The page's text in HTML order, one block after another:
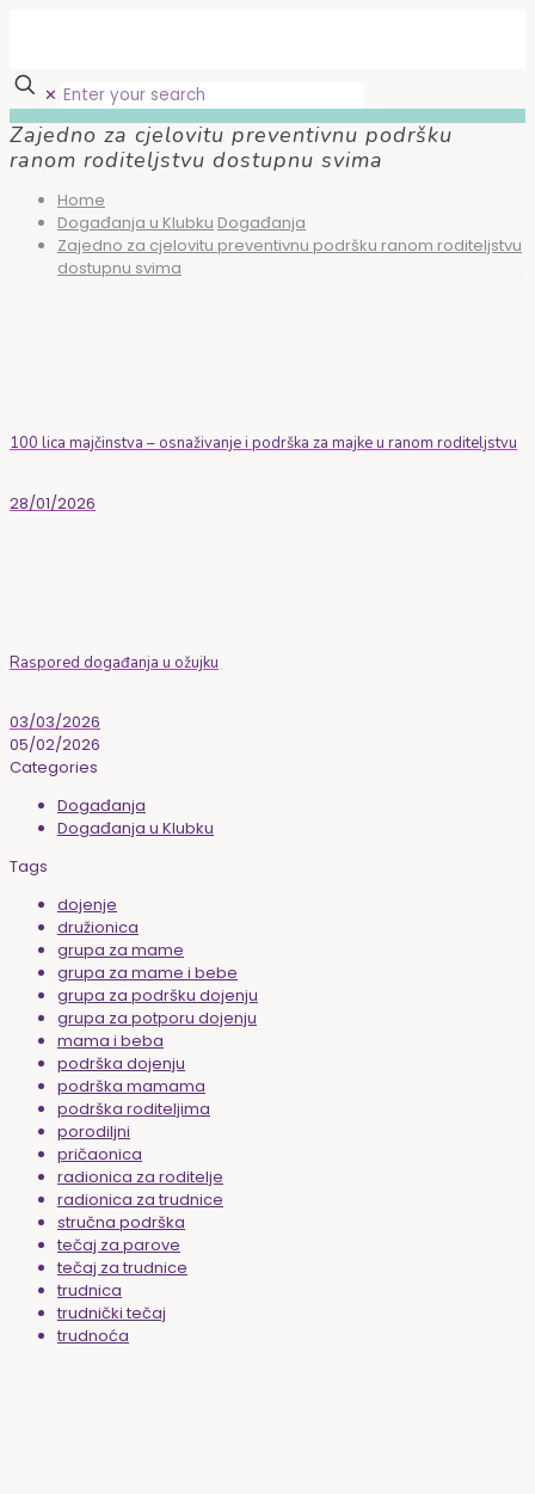
✕
Zajedno za cjelovitu preventivnu podršku
ranom roditeljstvu dostupnu svima
Home
Događanja u Klubku Događanja
Zajedno za cjelovitu preventivnu podršku ranom roditeljstvu
dostupnu svima
100 lica majčinstva – osnaživanje i podrška za majke u ranom roditeljstvu
28/01/2026
Raspored događanja u ožujku
03/03/2026
05/02/2026
Categories
Događanja
Događanja u Klubku
Tags
dojenje
družionica
grupa za mame
grupa za mame i bebe
grupa za podršku dojenju
grupa za potporu dojenju
mama i beba
podrška dojenju
podrška mamama
podrška roditeljima
porodiljni
pričaonica
radionica za roditelje
radionica za trudnice
stručna podrška
tečaj za parove
tečaj za trudnice
trudnica
trudnički tečaj
trudnoća